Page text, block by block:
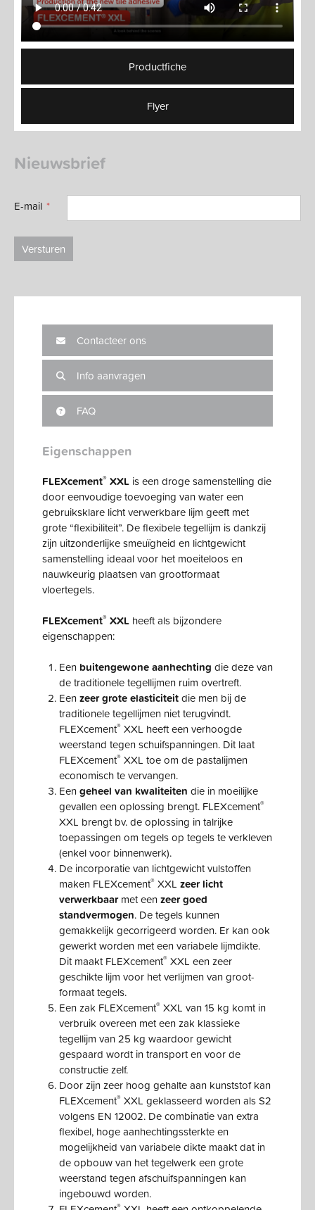
Productfiche
Flyer
Nieuwsbrief
E-mail
Versturen
Eigenschappen
FLEXcement® XXL is een droge samenstelling die
door eenvoudige toevoeging van water een
gebruiksklare licht verwerkbare lijm geeft met
grote “flexibiliteit”. De flexibele tegellijm is dankzij
zijn uitzonderlijke smeuïgheid en lichtgewicht
samenstelling ideaal voor het moeiteloos en
nauwkeurig plaatsen van grootformaat
vloertegels.
FLEXcement® XXL heeft als bijzondere
eigenschappen:
Een buitengewone aanhechting die deze van
de traditionele tegellijmen ruim overtreft.
Eenzeer grote elasticiteitdie men bij de
traditionele tegellijmen niet terugvindt.
FLEXcement® XXL heeft een verhoogde
weerstand tegen schuifspanningen. Dit laat
FLEXcement® XXL toe om de pastalijmen
economisch te vervangen.
Eengeheel van kwaliteiten die in moeilijke
gevallen een oplossing brengt. FLEXcement®
XXL brengt bv. de oplossing in talrijke
toepassingen om tegels op tegels te verkleven
(enkel voor binnenwerk).
De incorporatie van lichtgewicht vulstoffen
maken FLEXcement® XXL zeer licht
verwerkbaarmet eenzeer goed
standvermogen. De tegels kunnen
gemakkelijk gecorrigeerd worden. Er kan ook
gewerkt worden met een variabele lijmdikte.
Dit maakt FLEXcement® XXL een zeer
geschikte lijm voor het verlijmen van groot-
formaat tegels.
Een zak FLEXcement® XXL van 15 kg komt in
verbruik overeen met een zak klassieke
tegellijm van 25 kg waardoor gewicht
gespaard wordt in transport en voor de
constructie zelf.
Door zijn zeer hoog gehalte aan kunststof kan
FLEXcement® XXL geklasseerd worden als S2
volgens EN 12002. De combinatie van extra
flexibel, hoge aanhechtingssterkte en
mogelijkheid van variabele dikte maakt dat in
de opbouw van het tegelwerk een grote
weerstand tegen afschuifspanningen kan
ingebouwd worden.
®
Contacteer ons
Info aanvragen
FAQ